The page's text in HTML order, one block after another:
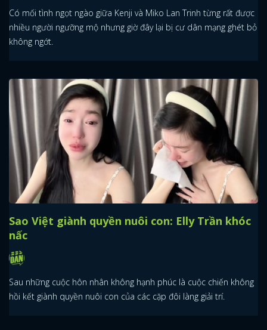
Có mối tình ngọt ngào giữa Kenji và Miko Lan Trinh từng rất được
nhiều người ngưỡng mộ nhưng giờ đây lại bị cư dân mạng ghét bỏ
không ngớt.
Sao Việt giành quyền nuôi con: Elly Trần khóc
nấc
Sau những cuộc hôn nhân không hạnh phúc là cuộc chiến không
hồi kết giành quyền nuôi con của các cặp đôi làng giải trí.